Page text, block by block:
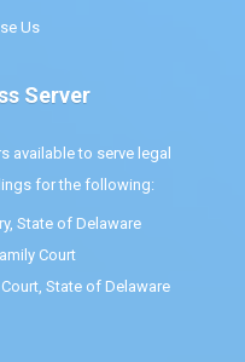
Server
available to serve legal
for the following:
State of Delaware
Court
State of Delaware